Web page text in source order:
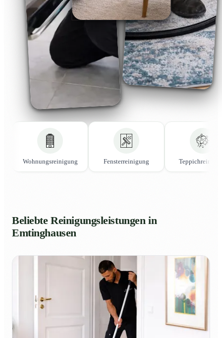
Wohnungsreinigung Fensterreinigung
Beliebte Reinigungsleistungen in
Emtinghausen